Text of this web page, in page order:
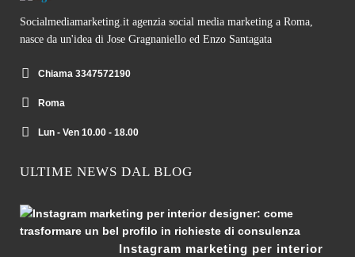
Socialmediamarketing.it agenzia social media marketing a Roma,
nasce da un'idea di Jose Gragnaniello ed Enzo Santagata
Chiama 3347572190
Roma
Lun - Ven 10.00 - 18.00
ULTIME NEWS DAL BLOG
Instagram marketing per interior